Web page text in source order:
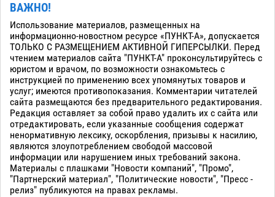
ВАЖНО!
Использование материалов, размещенных на
информационно-новостном ресурсе «ПУНКТ-А», допускается
ТОЛЬКО С РАЗМЕЩЕНИЕМ АКТИВНОЙ ГИПЕРСЫЛКИ. Перед
чтением материалов сайта "ПУНКТ-А" проконсультируйтесь с
юристом и врачом, по возможности ознакомьтесь с
инструкцией по применению всех упомянутых товаров и
услуг; имеются противопоказания. Комментарии читателей
сайта размещаются без предварительного редактирования.
Редакция оставляет за собой право удалить их с сайта или
отредактировать, если указанные сообщения содержат
ненормативную лексику, оскорбления, призывы к насилию,
являются злоупотреблением свободой массовой
информации или нарушением иных требований закона.
Материалы с плашками "Новости компаний", "Промо",
"Партнерский материал", "Политические новости", "Пресс -
релиз" публикуются на правах рекламы.